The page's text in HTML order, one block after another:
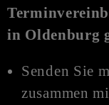
in Oldenburg
Senden Sie
zusammen